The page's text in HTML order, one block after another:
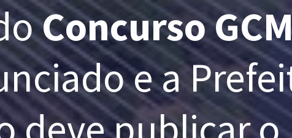
Concurso
e a